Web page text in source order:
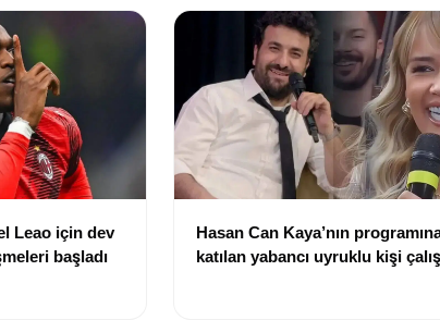
Leao için dev
başladı
Hasan Can Kaya’nın
katılan yabancı uyruklu kişi